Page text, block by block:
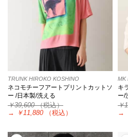
TRUNK HIROKO KOSHINO
ネコモチーフアートプリントカットソ
ー /日本製/洗える
￥39,600（税込）
→
￥11,880 （税込）
MK
キ
ー/
￥
→